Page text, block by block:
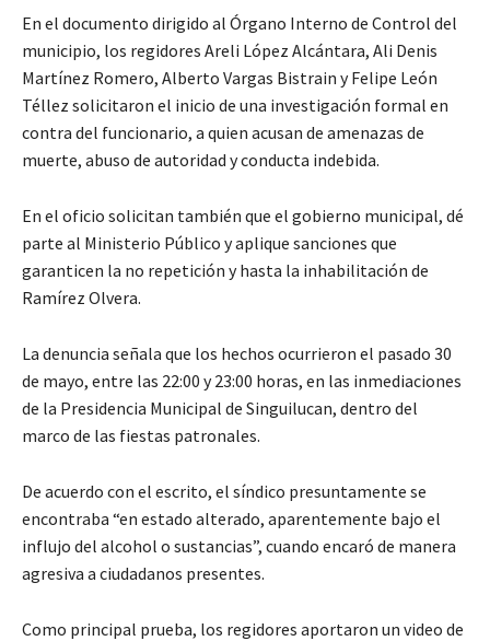
En el documento dirigido al Órgano Interno de Control del
municipio, los regidores Areli López Alcántara, Ali Denis
Martínez Romero, Alberto Vargas Bistrain y Felipe León
Téllez solicitaron el inicio de una investigación formal en
contra del funcionario, a quien acusan de amenazas de
muerte, abuso de autoridad y conducta indebida.
En el oficio solicitan también que el gobierno municipal, dé
parte al Ministerio Público y aplique sanciones que
garanticen la no repetición y hasta la inhabilitación de
Ramírez Olvera.
La denuncia señala que los hechos ocurrieron el pasado 30
de mayo, entre las 22:00 y 23:00 horas, en las inmediaciones
de la Presidencia Municipal de Singuilucan, dentro del
marco de las fiestas patronales.
De acuerdo con el escrito, el síndico presuntamente se
encontraba “en estado alterado, aparentemente bajo el
influjo del alcohol o sustancias”, cuando encaró de manera
agresiva a ciudadanos presentes.
Como principal prueba, los regidores aportaron un video de